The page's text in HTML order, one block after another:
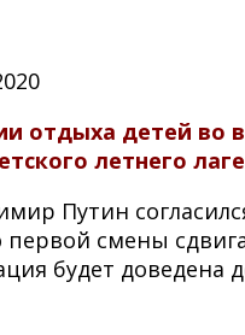
отдыха детей во
летнего
Путин
смены
будет доведена